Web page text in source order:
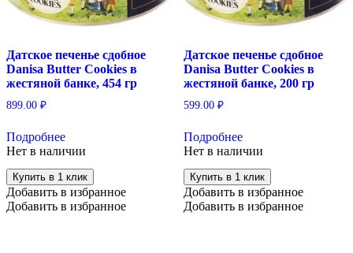
Датское печенье сдобное
Danisa Butter Cookies в
жестяной банке, 454 гр
899.00 ₽
Подробнее
Нет в наличии
Купить в 1 клик
Добавить в избранное
Добавить в избранное
Датское печенье сдобное
Danisa Butter Cookies в
жестяной банке, 200 гр
599.00 ₽
Подробнее
Нет в наличии
Купить в 1 клик
Добавить в избранное
Добавить в избранное